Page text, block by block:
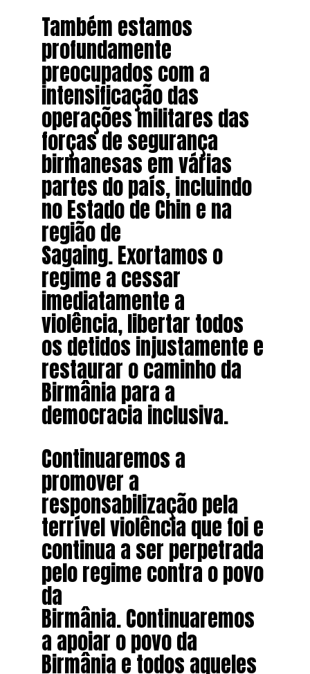
Também estamos
profundamente
preocupados com a
intensificação das
operações militares das
forças de segurança
birmanesas em várias
partes do país, incluindo
no Estado de Chin e na
região de
Sagaing. Exortamos o
regime a cessar
imediatamente a
violência, libertar todos
os detidos injustamente e
restaurar o caminho da
Birmânia para a
democracia inclusiva.
Continuaremos a
promover a
responsabilização pela
terrível violência que foi e
continua a ser perpetrada
pelo regime contra o povo
da
Birmânia. Continuaremos
a apoiar o povo da
Birmânia e todos aqueles